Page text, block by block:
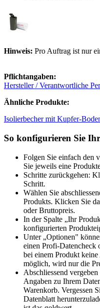
Hinweis: Pro Auftrag ist nur
Pflichtangaben:
Hersteller / Verantwortliche
Ähnliche Produkte:
Isolierbecher mit Kupfer-
So konfigurieren Sie
Folgen Sie einfach den
Sie jeweils eine
Schritte zurückgehen:
Schritt.
Wählen Sie
Produkts. Klicken Sie
oder Bruttopreis.
In der Spalte „Ihr
konfigurierten
Unter „Optionen"
einen Profi-Datencheck
bei einem Produkt
möglich, wird nur die
Abschliessend
Angaben zu Ihrem
Warenkorb. Vergessen
Datenblatt